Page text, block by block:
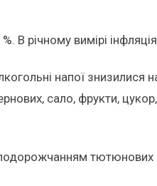
річному вимірі
напої знизилися
сало, фрукти,
тютюнових